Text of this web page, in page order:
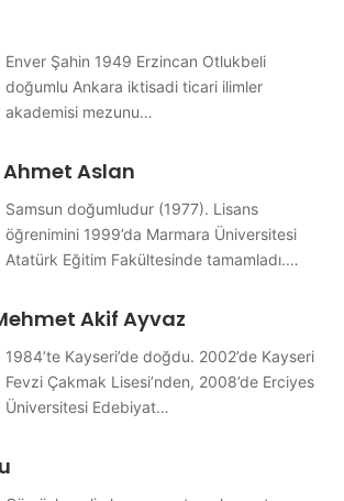
Enver Şahin 1949 Erzincan Otlukbeli
doğumlu Ankara iktisadi ticari ilimler
akademisi mezunu…
Ahmet Aslan
Samsun doğumludur (1977). Lisans
öğrenimini 1999’da Marmara Üniversitesi
Atatürk Eğitim Fakültesinde tamamladı.…
Akif Ayvaz
1984’te Kayseri’de doğdu. 2002’de Kayseri
Fevzi Çakmak Lisesi’nden, 2008’de Erciyes
Üniversitesi Edebiyat…